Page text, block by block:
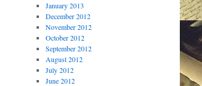
January 2013
December 2012
November 2012
October 2012
September 2012
August 2012
July 2012
June 2012